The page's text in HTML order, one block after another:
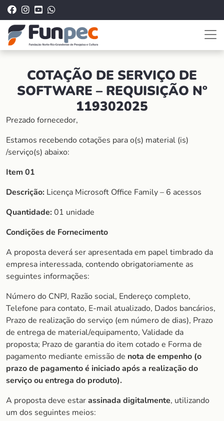
COTAÇÃO DE SERVIÇO DE
SOFTWARE – REQUISIÇÃO Nº
119302025
Prezado fornecedor,
Estamos recebendo cotações para o(s) material (is)
/serviço(s) abaixo:
Item 01
Descrição: Licença Microsoft Office Family – 6 acessos
Quantidade:01 unidade
Condições de Fornecimento
A proposta deverá ser apresentada em papel timbrado da
empresa interessada, contendo obrigatoriamente as
seguintes informações:
Número do CNPJ, Razão social, Endereço completo,
Telefone para contato, E-mail atualizado, Dados bancários,
Prazo de realização do serviço (em número de dias), Prazo
de entrega de material/equipamento, Validade da
proposta; Prazo de garantia do item cotado e Forma de
pagamento mediante emissão de nota de empenho (o
prazo de pagamento é iniciado após a realização do
serviço ou entrega do produto).
A proposta deve estarassinada digitalmente, utilizando
um dos seguintes meios: